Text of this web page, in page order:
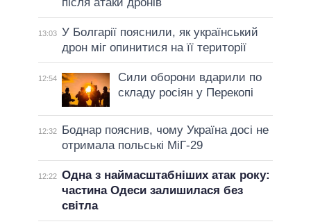
13:03 У Болгарії пояснили, як український
дрон міг опинитися на її території
12:54
Сили оборони вдарили по
складу росіян у Перекопі
12:32
Боднар пояснив, чому Україна досі не
отримала польські МіГ-29
12:22 Одна з наймасштабніших атак року:
частина Одеси залишилася без
світла